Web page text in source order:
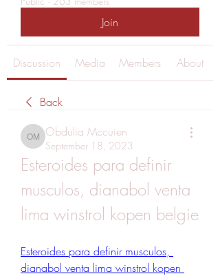
Join
Discussion Media Members About
Back
Obdulia Mccuien
Obdulia Mccuien
September 18, 2023
Esteroides para definir
musculos, dianabol venta
lima winstrol kopen belgie
Esteroides para definir musculos,
dianabol venta lima winstrol kopen